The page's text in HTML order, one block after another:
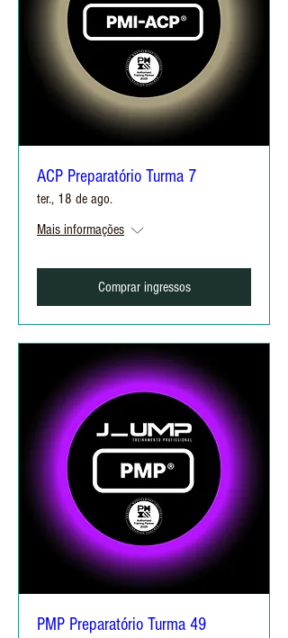
ACP Preparatório Turma 7
ter., 18 de ago.
Mais informações
Comprar ingressos
PMP Preparatório Turma 49